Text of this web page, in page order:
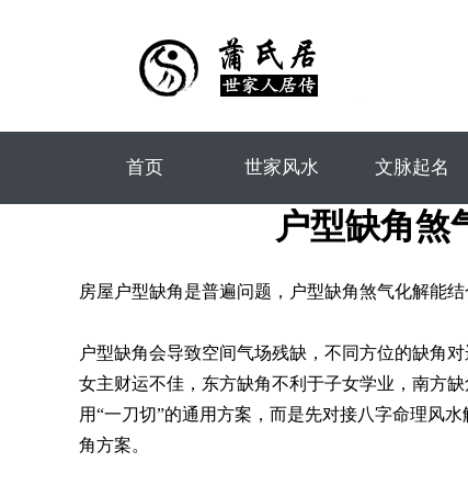
首页 世家风水 文脉起名
户型缺角煞
房屋户型缺角是普遍问题，户型缺角煞气化解能
户型缺角会导致空间气场残缺，不同方位的缺角
女主财运不佳，东方缺角不利于子女学业，南方
用“一刀切”的通用方案，而是先对接八字命理风
角方案。